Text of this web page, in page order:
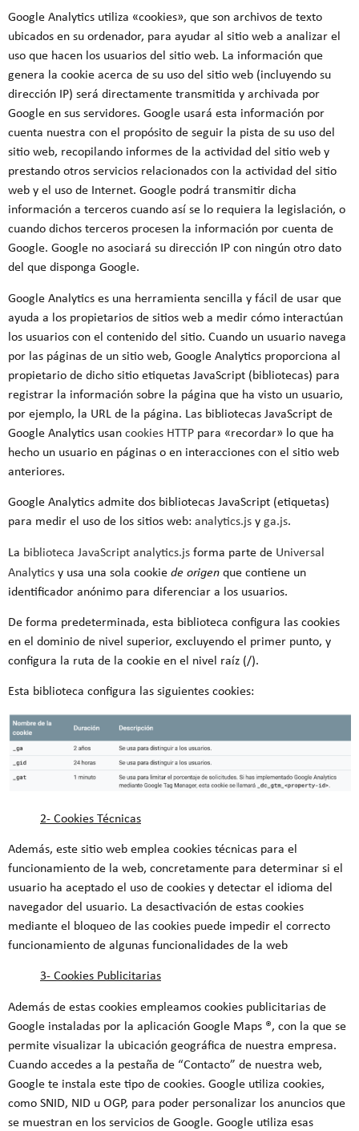
Google Analytics utiliza «cookies», que son archivos de texto
ubicados en su ordenador, para ayudar al sitio web a analizar el
uso que hacen los usuarios del sitio web. La información que
genera la cookie acerca de su uso del sitio web (incluyendo su
dirección IP) será directamente transmitida y archivada por
Google en sus servidores. Google usará esta información por
cuenta nuestra con el propósito de seguir la pista de su uso del
sitio web, recopilando informes de la actividad del sitio web y
prestando otros servicios relacionados con la actividad del sitio
web y el uso de Internet. Google podrá transmitir dicha
información a terceros cuando así se lo requiera la legislación, o
cuando dichos terceros procesen la información por cuenta de
Google. Google no asociará su dirección IP con ningún otro dato
del que disponga Google.
Google Analytics es una herramienta sencilla y fácil de usar que
ayuda a los propietarios de sitios web a medir cómo interactúan
los usuarios con el contenido del sitio. Cuando un usuario navega
por las páginas de un sitio web, Google Analytics proporciona al
propietario de dicho sitio etiquetas JavaScript (bibliotecas) para
registrar la información sobre la página que ha visto un usuario,
por ejemplo, la URL de la página. Las bibliotecas JavaScript de
Google Analytics usancookies HTTP para «recordar» lo que ha
hecho un usuario en páginas o en interacciones con el sitio web
anteriores.
Google Analytics admite dos bibliotecas JavaScript (etiquetas)
para medir el uso de los sitios web: analytics.jsyga.js.
La biblioteca JavaScript analytics.jsforma parte de Universal
Analyticsy usa una sola cookie de origen que contiene un
identificador anónimo para diferenciar a los usuarios.
De forma predeterminada, esta biblioteca configura las cookies
en el dominio de nivel superior, excluyendo el primer punto, y
configura la ruta de la cookie en el nivel raíz (/).
Esta biblioteca configura las siguientes cookies:
2- Cookies Técnicas
Además, este sitio web emplea cookies técnicas para el
funcionamiento de la web, concretamente para determinar si el
usuario ha aceptado el uso de cookies y detectar el idioma del
navegador del usuario. La desactivación de estas cookies
mediante el bloqueo de las cookies puede impedir el correcto
funcionamiento de algunas funcionalidades de la web
3- Cookies Publicitarias
Además de estas cookies empleamos cookies publicitarias de
Google instaladas por la aplicación Google Maps ®, con la que se
permite visualizar la ubicación geográfica de nuestra empresa.
Cuando accedes a la pestaña de “Contacto” de nuestra web,
Google te instala este tipo de cookies. Google utiliza cookies,
como SNID, NID u OGP, para poder personalizar los anuncios que
se muestran en los servicios de Google. Google utiliza esas